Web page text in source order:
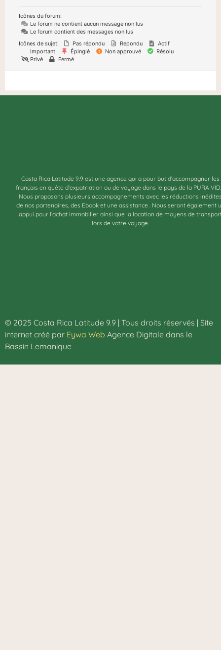
Icônes du forum:
Le forum ne contient aucun message non lus
Le forum contient des messages non lus
Icônes de sujet:
Pas répondu Repondu
Actif
Important
Épinglé Non approuvé
Résolu
Privé
Fermé
Costa Rica Latitude 9.9 est une agence qui a pour but d’accompagner les
français en quête d’expatriation ou de voyage dans le pays de la PURA
Nous proposons plusieurs accompagnements avec les réductions
de nos partenaires, des Ebook et une assistance . Nous seront également
appui pour l’achat immobilier ainsi que la location de moyens de
lors de votre voyage.
© 2025 Costa Rica Latitude 9.9 | Tous droits réservés | Site
internet créé par Eywa Web Agence Digitale dans le
Bassin Lemanique